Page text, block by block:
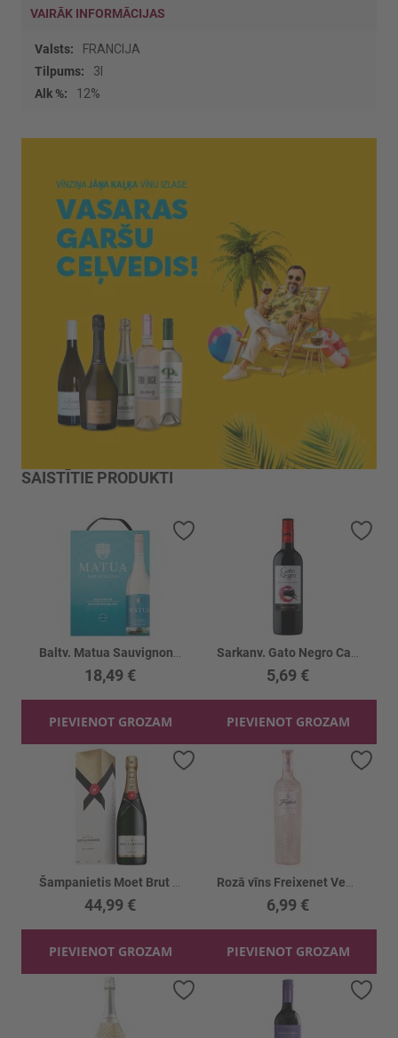
VAIRĀK INFORMĀCIJAS
Vairāk
informācijas
FRANCIJA
3l
12%
SAISTĪTIE PRODUKTI
18,49 €
PIEVIENOT GROZAM
Pievienot vēlmju sarakstam
5,69 €
PIEVIENOT GROZAM
44,99 €
PIEVIENOT GROZAM
Pievienot vēlmju sarakstam
6,99 €
PIEVIENOT GROZAM
Pievienot vēlmju sarakstam